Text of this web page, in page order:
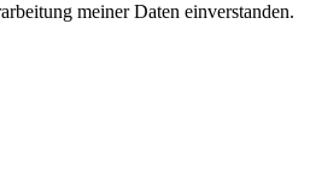
meiner Daten einverstanden.